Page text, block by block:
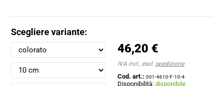
Scegliere variante:
46,20 €
IVA incl., escl. spedizione
Cod. art.: 001-4610-F-10-4
Disponibilità:disponibile